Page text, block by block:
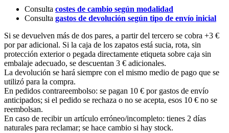
Consulta costes de cambio según modalidad
Consulta gastos de devolución según tipo de envío inicial
Si se devuelven más de dos pares, a partir del tercero se cobra +3 €
por par adicional. Si la caja de los zapatos está sucia, rota, sin
protección exterior o pegada directamente etiqueta sobre caja sin
embalaje adecuado, se descuentan 3 € adicionales.
La devolución se hará siempre con el mismo medio de pago que se
utilizó para la compra.
En pedidos contrareembolso: se pagan 10 € por gastos de envío
anticipados; si el pedido se rechaza o no se acepta, esos 10 € no se
reembolsan.
En caso de recibir un artículo erróneo/incompleto: tienes 2 días
naturales para reclamar; se hace cambio si hay stock.